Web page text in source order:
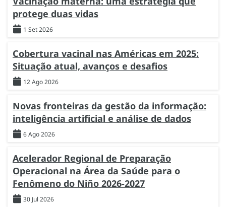
protege duas vidas
1 Set 2026
Cobertura vacinal nas Américas em 2025:
Situação atual, avanços e desafios
12 Ago 2026
Novas fronteiras da gestão da informação:
inteligência artificial e análise de dados
6 Ago 2026
Acelerador Regional de Preparação
Operacional na Área da Saúde para o
Fenômeno do Niño 2026-2027
30 Jul 2026